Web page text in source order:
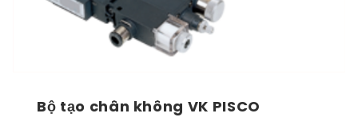
Bộ tạo chân không VK PISCO